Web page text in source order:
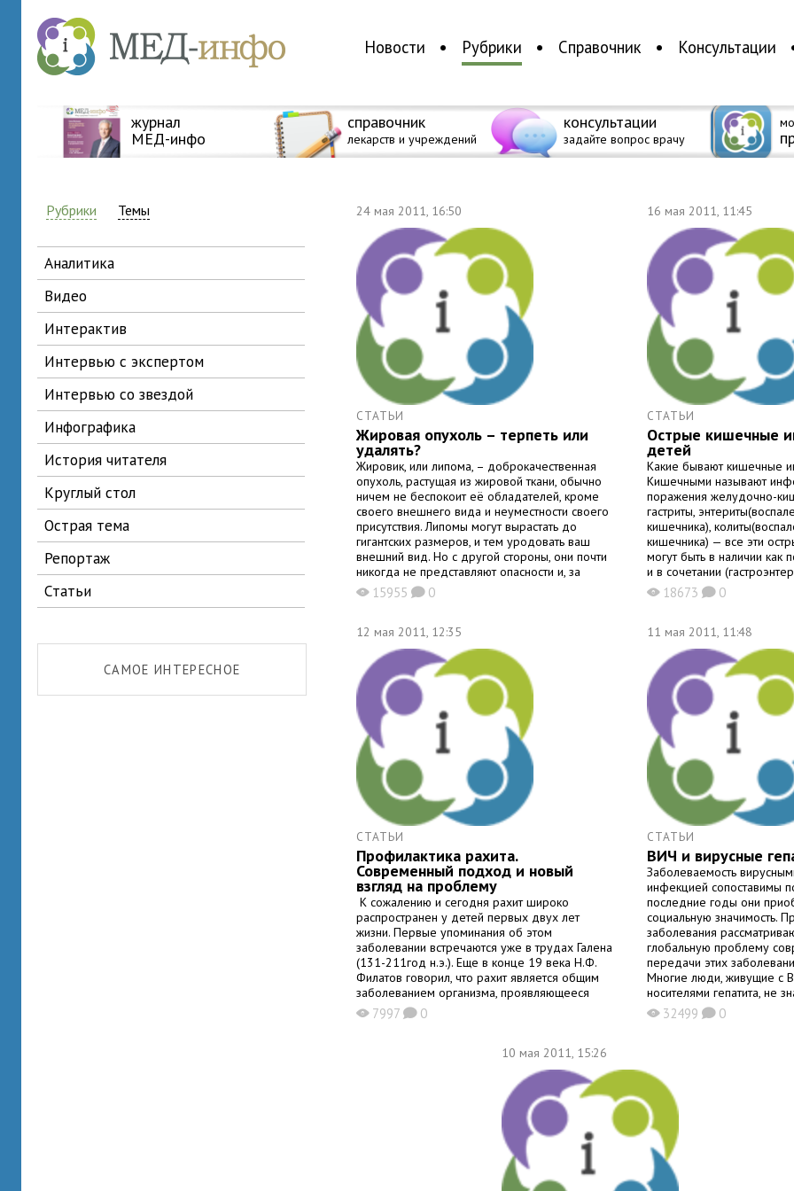
Новости Рубрики Справочник Консультации
журнал
МЕД-инфо
справочник
лекарств и учреждений
консультации
задайте вопрос врачу
Рубрики Темы
аналитика
видео
интерактив
интервью с экспертом
интервью со звездой
инфографика
история читателя
круглый стол
острая тема
репортаж
статьи
САМОЕ ИНТЕРЕСНОЕ
24 мая 2011, 16:50
СТАТЬИ
Жировая опухоль – терпеть или
удалять?
Жировик, или липома, – доброкачественная
опухоль, растущая из жировой ткани, обычно
ничем не беспокоит её обладателей, кроме
своего внешнего вида и неуместности своего
присутствия. Липомы могут вырастать до
гигантских размеров, и тем уродовать ваш
внешний вид. Но с другой стороны, они почти
никогда не представляют опасности и, за
исключением редких случаев, легко лечатся.
Чаще всего липомы локализуются в местах,
X15955K0
16 мая 2011, 11:45
СТАТЬИ
Острые кишечные
детей
Какие бывают кишечные
Кишечными называют
поражения желудочно-
гастриты,
кишечника),
кишечника) — все эти
могут быть в наличии как
и в сочетании
энтероколиты...).
(острые кишечные
природы: — вызываемые
энтеробактериями
иерсиниоз и др,); —
патогенными
протеем, клостридиями,
и др.). 2. Вирусные
X18673 K0
12 мая 2011, 12:35
СТАТЬИ
Профилактика рахита.
Современный подход и новый
взгляд на проблему
К сожалению и сегодня рахит широко
распространен у детей первых двух лет
жизни. Первые упоминания об этом
заболевании встречаются уже в трудах Галена
(131-211год н.э.). Еще в конце 19 века Н.Ф.
Филатов говорил, что рахит является общим
заболеванием организма, проявляющееся
главным образом своеобразным изменением
костей. В настоящее время считается, что это
несоответствия потребностей растущего
X7997K0
11 мая 2011, 11:48
СТАТЬИ
ВИЧ и вирусные
Заболеваемость
инфекцией сопоставимы
последние годы они
социальную значимость.
заболевания
глобальную проблему
передачи этих
Многие люди, живущие с
носителями гепатита, не
Вирусные гепатиты, а
могут протекать
X32499 K0
10 мая 2011, 15:26